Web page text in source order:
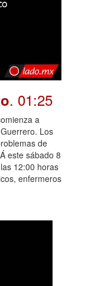
. 01:25
a
Los
de
este sábado 8
12:00 horas
enfermeros